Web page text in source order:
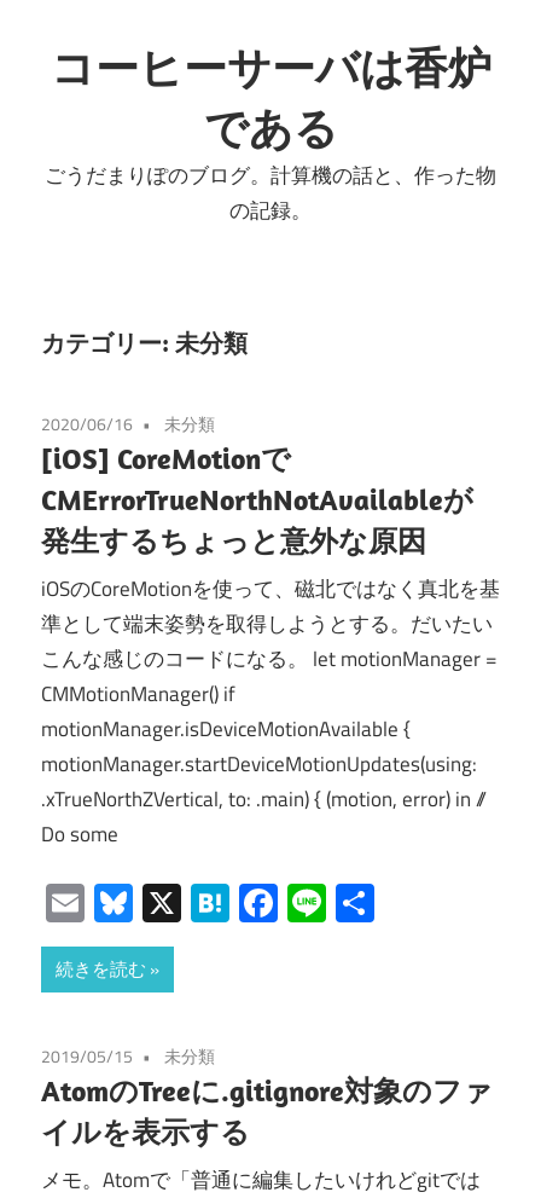
ン
テ
へ
プ
コーヒーサーバは香炉
である
ごうだまりぽのブログ。計算機の話と、作った物
の記録。
カテゴリー: 未分類
2020/06/16 未分類
[iOS] CoreMotionで
CMErrorTrueNorthNotAvailableが
発生するちょっと意外な原因
iOSのCoreMotionを使って、磁北ではなく真北を基
準として端末姿勢を取得しようとする。だいたい
こんな感じのコードになる。 let motionManager =
CMMotionManager() if
motionManager.isDeviceMotionAvailable {
motionManager.startDeviceMotionUpdates(using:
.xTrueNorthZVertical, to: .main) { (motion, error) in //
Do some
EmailBluesky
X Hatena
Facebook
Line
続きを読む
2019/05/15 未分類
AtomのTreeに.gitignore対象のファ
イルを表示する
メモ。Atomで「普通に編集したいけれどgitでは